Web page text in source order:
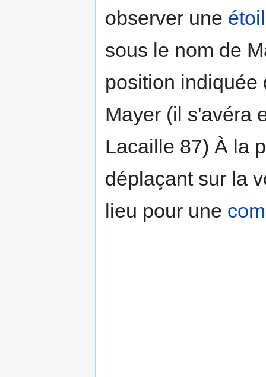
observer une
sous le nom de
position indiquée
Mayer (il s'avéra
Lacaille 87) À la
déplaçant sur la
lieu pour une